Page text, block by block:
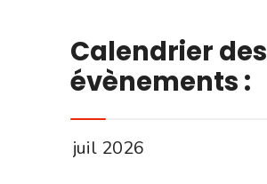
Calendrier des
évènements :